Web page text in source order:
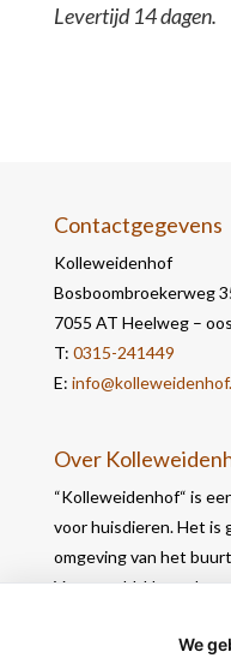
Levertijd 14 dagen.
Contactgegevens
Kolleweidenhof
Bosboombroekerweg
7055 AT Heelweg –
T: 0315-241449
E:
Over
“Kolleweidenhof“ is
voor huisdieren. Het is
omgeving van het
Varsseveld. Het
werkruimte, 2
afscheid kunt nemen.
We